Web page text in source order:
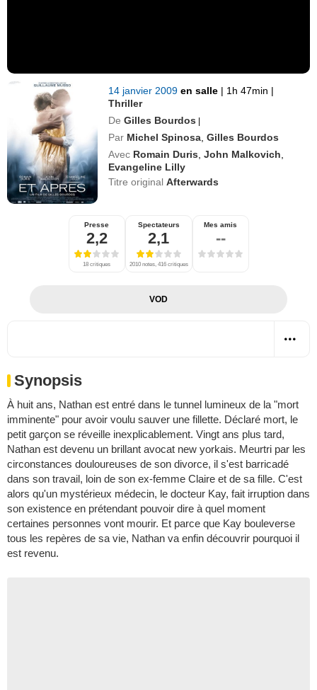
14 janvier 2009en salle | 1h 47min |
Thriller
De Gilles Bourdos |
Par Michel Spinosa ,Gilles Bourdos
Avec Romain Duris ,John Malkovich
Evangeline Lilly
Titre originalAfterwards
Presse
2,2
18 critiques
Spectateurs
2,1
2010 notes, 416 critiques
Mes amis
--
VOD
Synopsis
À huit ans, Nathan est entré dans le tunnel lumineux de la "mort
imminente" pour avoir voulu sauver une fillette. Déclaré mort, le
petit garçon se réveille inexplicablement. Vingt ans plus tard,
Nathan est devenu un brillant avocat new yorkais. Meurtri par les
circonstances douloureuses de son divorce, il s'est barricadé
dans son travail, loin de son ex-femme Claire et de sa fille. C'est
alors qu'un mystérieux médecin, le docteur Kay, fait irruption dans
son existence en prétendant pouvoir dire à quel moment
certaines personnes vont mourir. Et parce que Kay bouleverse
tous les repères de sa vie, Nathan va enfin découvrir pourquoi il
est revenu.